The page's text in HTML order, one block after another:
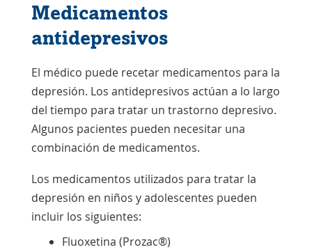
ventana
nueva
ventana
Medicamentos
antidepresivos
El médico puede recetar medicamentos para la
depresión. Los antidepresivos actúan a lo largo
del tiempo para tratar un trastorno depresivo.
Algunos pacientes pueden necesitar una
combinación de medicamentos.
Los medicamentos utilizados para tratar la
depresión en niños y adolescentes pueden
incluir los siguientes:
Fluoxetina (Prozac®)